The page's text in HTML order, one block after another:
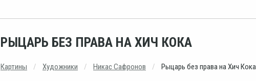
РЫЦАРЬ БЕЗ ПРАВА НА ХИЧ КОКА
Картины Художники Никас Сафронов Рыцарь без права на Хич Кока